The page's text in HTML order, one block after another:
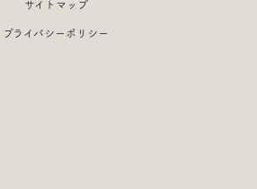
サイトマップ
プライバシーポリシー